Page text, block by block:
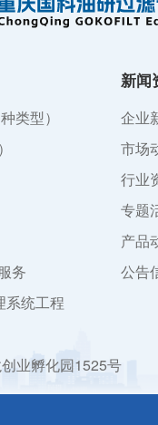
类型）
务
系统工程
新闻
企业
市场
行业
专题
产品
公告
业孵化园1525号